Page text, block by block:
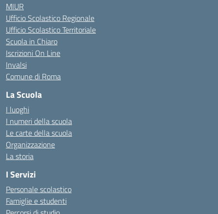
MIUR
Ufficio Scolastico Regionale
Ufficio Scolastico Territoriale
Scuola in Chiaro
Iscrizioni On Line
Invalsi
Comune di Roma
La Scuola
I luoghi
I numeri della scuola
Le carte della scuola
Organizzazione
La storia
I Servizi
Personale scolastico
Famiglie e studenti